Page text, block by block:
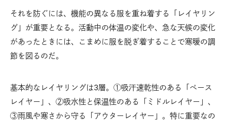
それを防ぐには、機能の異なる服を重ね着する「レイヤリン
グ」が重要となる。活動中の体温の変化や、急な天候の変化
があったときには、こまめに服を脱ぎ着することで寒暖の調
節を図るのだ。
基本的なレイヤリングは3層。①吸汗速乾性のある「ベース
レイヤー」、②吸水性と保温性のある「ミドルレイヤー」、
③雨風や寒さから守る「アウターレイヤー」。特に重要なの